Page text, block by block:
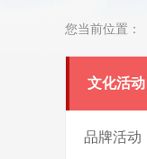
您当前位置：
文化活动
品牌活动